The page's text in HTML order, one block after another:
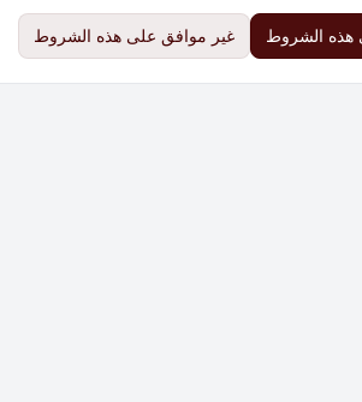
هذه الشروط غير موافق على هذه الشروط